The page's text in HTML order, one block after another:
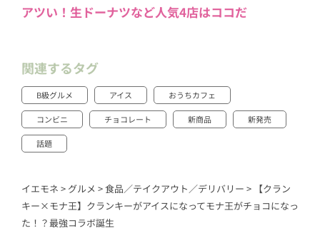
アツい！生ドーナツなど人気4店はココだ
関連するタグ
B級グルメ アイス おうちカフェ
コンビニ チョコレート 新商品 新発売
話題
イエモネ > グルメ >食品／テイクアウト／デリバリー > 【クラン
キー×モナ王】クランキーがアイスになってモナ王がチョコになっ
た！？最強コラボ誕生